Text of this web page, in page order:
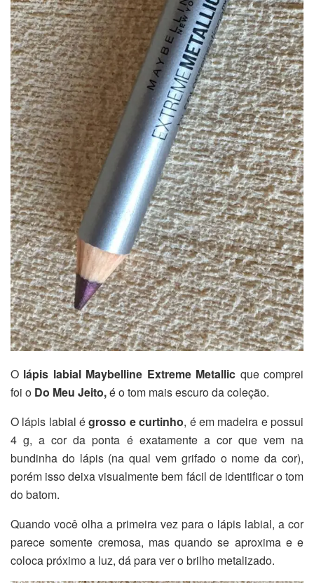
O lápis labial Maybelline Extreme Metallic que comprei
foi o Do Meu Jeito,é o tom mais escuro da coleção.
O lápis labial égrosso e curtinho, é em madeira e possui
4 g, a cor da ponta é exatamente a cor que vem na
bundinha do lápis (na qual vem grifado o nome da cor),
porém isso deixa visualmente bem fácil de identificar o tom
do batom.
Quando você olha a primeira vez para o lápis labial, a cor
parece somente cremosa, mas quando se aproxima e e
coloca próximo a luz, dá para ver o brilho metalizado.